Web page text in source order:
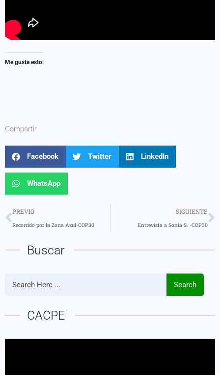
Me gusta esto:
Compartir
Facebook Twitter LinkedIn
WhatsApp
PREVIO
Recorrido por la Zona Azul-COP30
SIGUIENTE
Entrevista a Sonia S. -COP30
Buscar
Search
CACPE